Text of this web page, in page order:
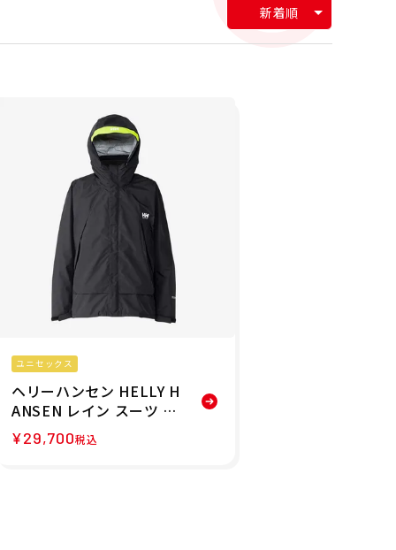
新着順
ユニセックス
ヘリーハンセン HELLY H
ANSEN レイン スーツ H
ELLY RAIN SUIT レイン
ウェア 上下セット HH12
¥29,700税込